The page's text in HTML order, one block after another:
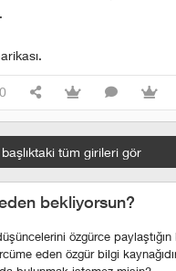
0
tüm girileri gör
bekliyorsun?
özgürce paylaştığın
eden özgür bilgi